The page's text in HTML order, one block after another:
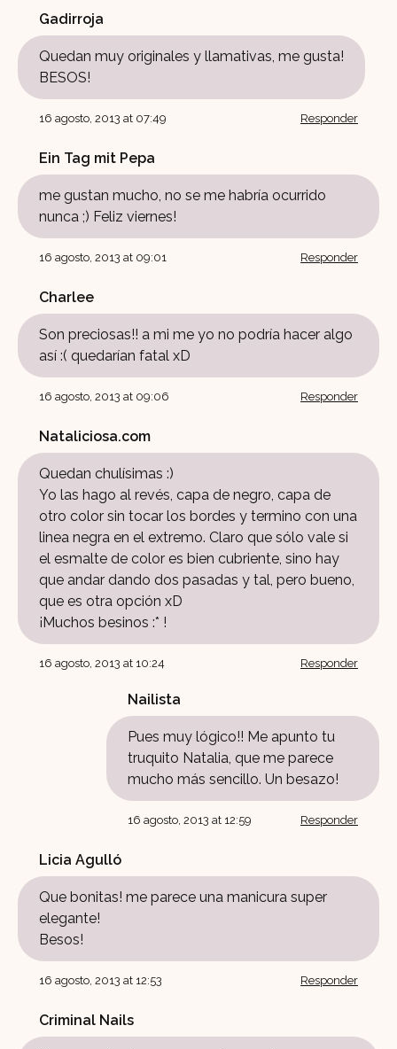
Gadirroja
Quedan muy originales y llamativas, me gusta!
BESOS!
16 agosto, 2013 at 07:49 Responder
Ein Tag mit Pepa
me gustan mucho, no se me habría ocurrido
nunca ;) Feliz viernes!
16 agosto, 2013 at 09:01 Responder
Charlee
Son preciosas!! a mi me yo no podría hacer algo
así :( quedarían fatal xD
16 agosto, 2013 at 09:06 Responder
Nataliciosa.com
Quedan chulísimas :)
Yo las hago al revés, capa de negro, capa de
otro color sin tocar los bordes y termino con una
linea negra en el extremo. Claro que sólo vale si
el esmalte de color es bien cubriente, sino hay
que andar dando dos pasadas y tal, pero bueno,
que es otra opción xD
¡Muchos besinos :* !
16 agosto, 2013 at 10:24 Responder
Nailista
Pues muy lógico!! Me apunto tu
truquito Natalia, que me parece
mucho más sencillo. Un besazo!
16 agosto, 2013 at 12:59 Responder
Licia Agulló
Que bonitas! me parece una manicura super
elegante!
Besos!
16 agosto, 2013 at 12:53 Responder
Criminal Nails